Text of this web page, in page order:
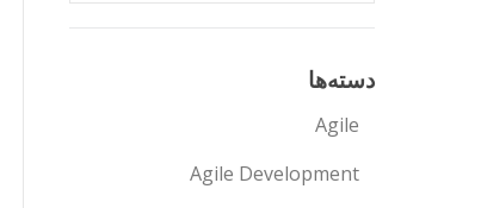
دسته‌ها
Agile
Agile Development